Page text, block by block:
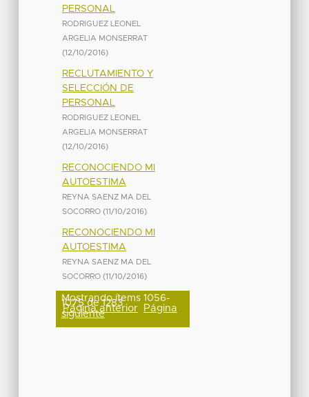
PERSONAL
RODRIGUEZ LEONEL
ARGELIA MONSERRAT
(12/10/2016)
RECLUTAMIENTO Y
SELECCIÓN DE
PERSONAL
RODRIGUEZ LEONEL
ARGELIA MONSERRAT
(12/10/2016)
RECONOCIENDO MI
AUTOESTIMA
REYNA SAENZ MA DEL
SOCORRO (11/10/2016)
RECONOCIENDO MI
AUTOESTIMA
REYNA SAENZ MA DEL
SOCORRO (11/10/2016)
Mostrando ítems 1056-
1075 de 1283
Página anterior Página
siguiente